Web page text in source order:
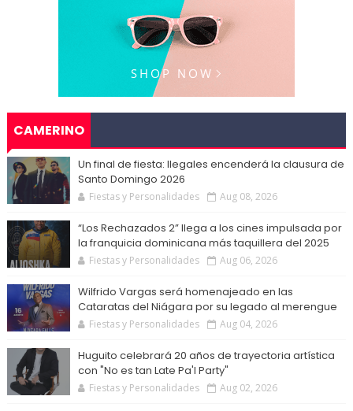
CAMERINO
Un final de fiesta: Ilegales encenderá la clausura de
Santo Domingo 2026
Fiestas y Personalidades Aug 08, 2026
“Los Rechazados 2” llega a los cines impulsada por
la franquicia dominicana más taquillera del 2025
Fiestas y Personalidades Aug 06, 2026
Wilfrido Vargas será homenajeado en las
Cataratas del Niágara por su legado al merengue
Fiestas y Personalidades Aug 04, 2026
Huguito celebrará 20 años de trayectoria artística
con "No es tan Late Pa'l Party"
Fiestas y Personalidades Aug 02, 2026